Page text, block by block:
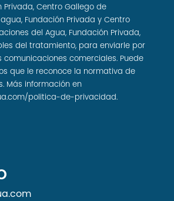
Privada, Centro Gallego de
Fundación Privada y Centro
del Agua, Fundación Privada,
del tratamiento, para enviarle por
comunicaciones comerciales. Puede
que le reconoce la normativa de
Más información en
politica-de-privacidad.